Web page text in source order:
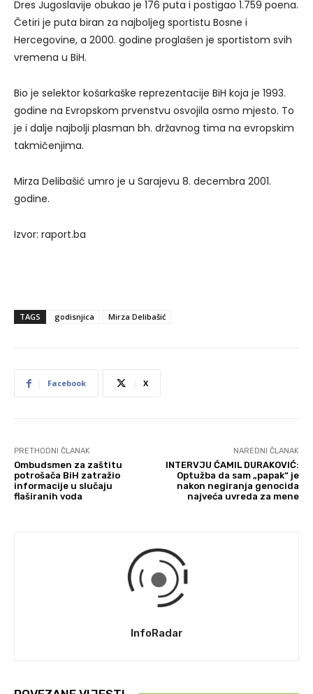
Dres Jugoslavije obukao je 176 puta i postigao 1.759 poena.
Četiri je puta biran za najboljeg sportistu Bosne i
Hercegovine, a 2000. godine proglašen je sportistom svih
vremena u BiH.
Bio je selektor košarkaške reprezentacije BiH koja je 1993.
godine na Evropskom prvenstvu osvojila osmo mjesto. To
je i dalje najbolji plasman bh. državnog tima na evropskim
takmičenjima.
Mirza Delibašić umro je u Sarajevu 8. decembra 2001.
godine.
Izvor: raport.ba
TAGS godisnjica Mirza Delibašić
Facebook X
PRETHODNI ČLANAK
Ombudsmen za zaštitu
potrošača BiH zatražio
informacije u slučaju
flaširanih voda
NAREDNI ČLANAK
INTERVJU ĆAMIL DURAKOVIĆ:
Optužba da sam „papak“ je
nakon negiranja genocida
najveća uvreda za mene
InfoRadar